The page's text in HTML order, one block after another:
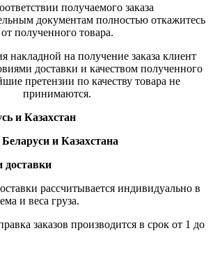
получаемого заказа
документам полностью откажитесь
от полученного товара.
накладной на получение заказа клиент
доставки и качеством полученного
претензии по качеству товара не
принимаются.
и Казахстан
и Казахстана
доставки
рассчитывается индивидуально в
и веса груза.
заказов производится в срок от 1 до